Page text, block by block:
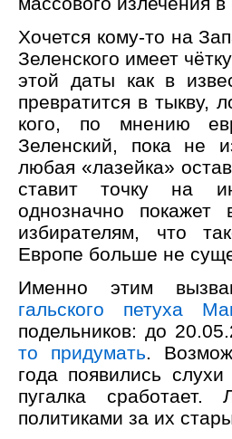
Хочется кому-то на
Зеленского имеет
этой даты как в
превратится в
кого, по мнению
Зеленский, пока не
любая «лазейка»
ставит точку на
однозначно покажет
избирателям, что
Европе больше не
Именно этим
гальского петуха
подельников: до
то придумать.
года появились слухи
пугалка
политиками за их